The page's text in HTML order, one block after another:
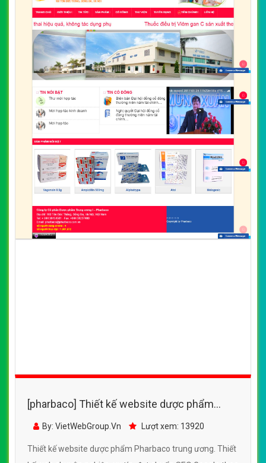
[pharbaco] Thiết kế website dược phẩm
Pharbaco trung ương đẹp SEO tốt
By: VietWebGroup.Vn Lượt xem: 13920
Thiết kế website dược phẩm Pharbaco trung ương. Thiết